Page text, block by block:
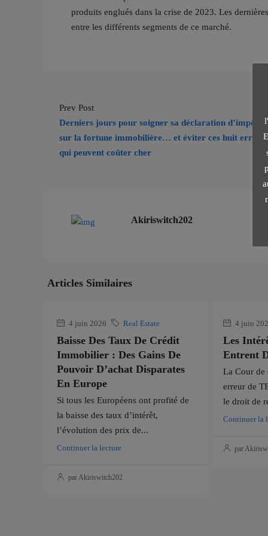
produits englués dans la crise de 2023. Les
entre les différents segments de ce marché.
Prev Post
Derniers jours pour soigner sa déclaration d’impôt
sur la fortune immobilière… et éviter ces huit
qui peuvent coûter cher
Akiriswitch202
Articles Similaires
4 juin 2026 Real Estate
Baisse Des Taux De Crédit
Immobilier : Des Gains De
Pouvoir D’achat Disparates
En Europe
Si tous les Européens ont profité de
la baisse des taux d’intérêt,
l’évolution des prix de...
Continuer la lecture
par Akiriswitch202
4 juin
Les
Entrent
La Cour de
erreur de
le droit de
Continuer la
par